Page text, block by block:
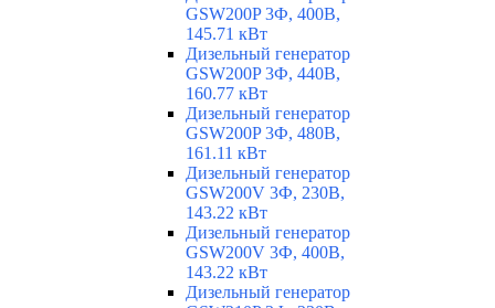
GSW200P 3Ф, 400В,
145.71 кВт
Дизельный генератор
GSW200P 3Ф, 440В,
160.77 кВт
Дизельный генератор
GSW200P 3Ф, 480В,
161.11 кВт
Дизельный генератор
GSW200V 3Ф, 230В,
143.22 кВт
Дизельный генератор
GSW200V 3Ф, 400В,
143.22 кВт
Дизельный генератор